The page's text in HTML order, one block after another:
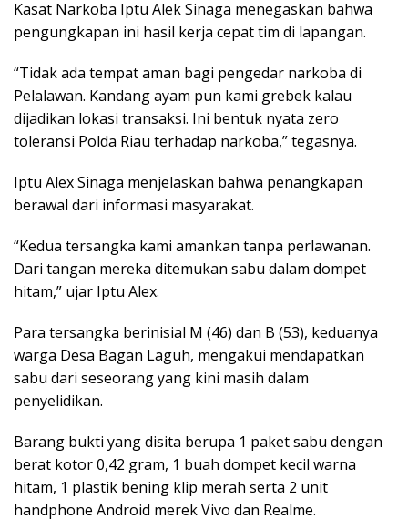
Kasat Narkoba Iptu Alek Sinaga menegaskan bahwa
pengungkapan ini hasil kerja cepat tim di lapangan.
“Tidak ada tempat aman bagi pengedar narkoba di
Pelalawan. Kandang ayam pun kami grebek kalau
dijadikan lokasi transaksi. Ini bentuk nyata zero
toleransi Polda Riau terhadap narkoba,” tegasnya.
Iptu Alex Sinaga menjelaskan bahwa penangkapan
berawal dari informasi masyarakat.
“Kedua tersangka kami amankan tanpa perlawanan.
Dari tangan mereka ditemukan sabu dalam dompet
hitam,” ujar Iptu Alex.
Para tersangka berinisial M (46) dan B (53), keduanya
warga Desa Bagan Laguh, mengakui mendapatkan
sabu dari seseorang yang kini masih dalam
penyelidikan.
Barang bukti yang disita berupa 1 paket sabu dengan
berat kotor 0,42 gram, 1 buah dompet kecil warna
hitam, 1 plastik bening klip merah serta 2 unit
handphone Android merek Vivo dan Realme.